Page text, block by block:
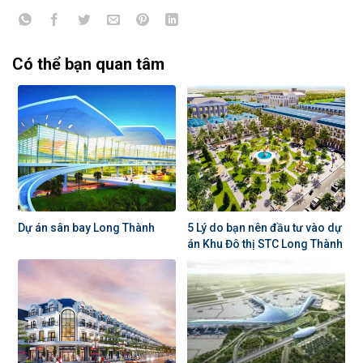
Có thể bạn quan tâm
Dự án sân bay Long Thành
5 Lý do bạn nên đầu tư vào dự
án Khu Đô thị STC Long Thành